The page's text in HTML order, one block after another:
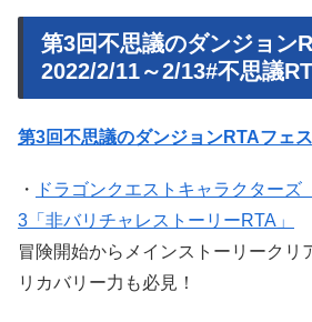
第3回不思議のダンジョン
2022/2/11～2/13#不思議
第3回不思議のダンジョンRTAフェス
・
ドラゴンクエストキャラクターズ
3「非バリチャレストーリーRTA」
冒険開始からメインストーリークリ
リカバリー力も必見！